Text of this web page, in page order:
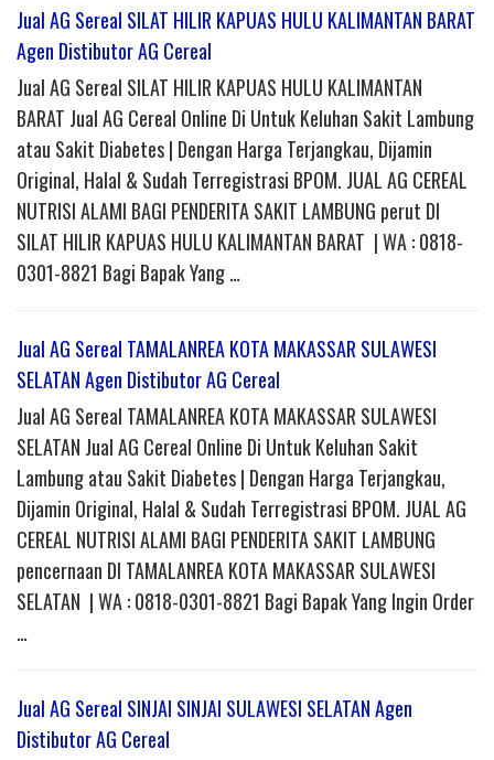
Jual AG Sereal SILAT HILIR KAPUAS HULU KALIMANTAN BARAT
Agen Distibutor AG Cereal
Jual AG Sereal SILAT HILIR KAPUAS HULU KALIMANTAN
BARAT Jual AG Cereal Online Di Untuk Keluhan Sakit Lambung
atau Sakit Diabetes | Dengan Harga Terjangkau, Dijamin
Original, Halal & Sudah Terregistrasi BPOM. JUAL AG CEREAL
NUTRISI ALAMI BAGI PENDERITA SAKIT LAMBUNG perut DI
SILAT HILIR KAPUAS HULU KALIMANTAN BARAT | WA : 0818-
0301-8821 Bagi Bapak Yang …
Jual AG Sereal TAMALANREA KOTA MAKASSAR SULAWESI
SELATAN Agen Distibutor AG Cereal
Jual AG Sereal TAMALANREA KOTA MAKASSAR SULAWESI
SELATAN Jual AG Cereal Online Di Untuk Keluhan Sakit
Lambung atau Sakit Diabetes | Dengan Harga Terjangkau,
Dijamin Original, Halal & Sudah Terregistrasi BPOM. JUAL AG
CEREAL NUTRISI ALAMI BAGI PENDERITA SAKIT LAMBUNG
pencernaan DI TAMALANREA KOTA MAKASSAR SULAWESI
SELATAN | WA : 0818-0301-8821 Bagi Bapak Yang Ingin Order
…
Jual AG Sereal SINJAI SINJAI SULAWESI SELATAN Agen
Distibutor AG Cereal